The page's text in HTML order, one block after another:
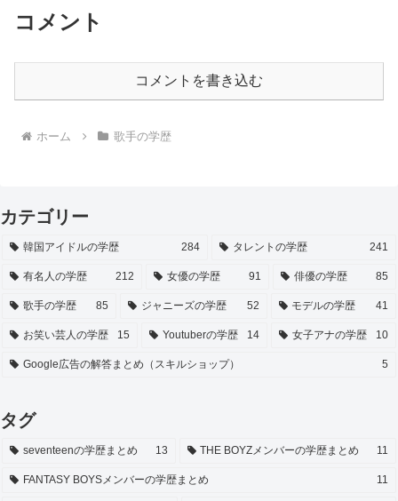
コメント
コメントを書き込む
ホーム 歌手の学歴
カテゴリー
韓国アイドルの学歴 284 タレントの学歴 241
有名人の学歴 212 女優の学歴 91 俳優の学歴 85
歌手の学歴 85 ジャニーズの学歴 52 モデルの学歴 41
お笑い芸人の学歴 15 Youtuberの学歴 14 女子アナの学歴 10
Google広告の解答まとめ（スキルショップ） 5
タグ
seventeenの学歴まとめ 13 THE BOYZメンバーの学歴まとめ 11
FANTASY BOYSメンバーの学歴まとめ 11